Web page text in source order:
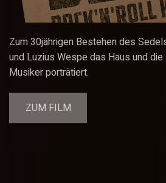
Zum 30jährigen Bestehen des
und Luzius Wespe das Haus und
Musiker porträtiert.
ZUM FILM